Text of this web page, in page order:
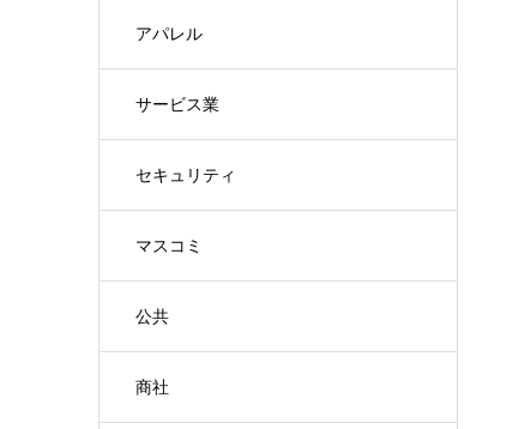
アパレル
サービス業
セキュリティ
マスコミ
公共
商社